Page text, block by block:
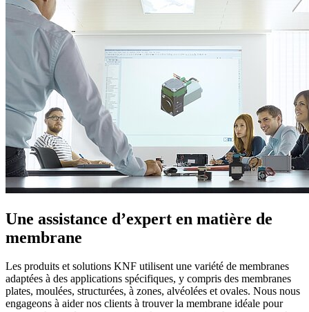
Une assistance d’expert en matière de
membrane
Les produits et solutions KNF utilisent une variété de membranes
adaptées à des applications spécifiques, y compris des membranes
plates, moulées, structurées, à zones, alvéolées et ovales. Nous nous
engageons à aider nos clients à trouver la membrane idéale pour